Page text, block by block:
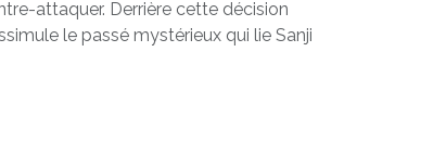
attaquer. Derrière cette décision
le passé mystérieux qui lie Sanji